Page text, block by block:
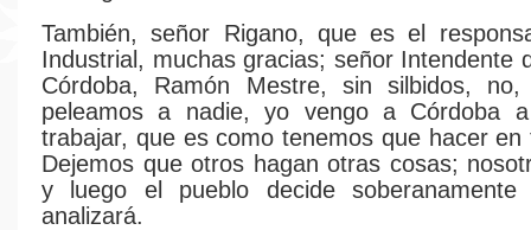
También, señor Rigano, que es el
Industrial, muchas gracias; señor Intendente
Córdoba, Ramón Mestre, sin silbidos,
peleamos a nadie, yo vengo a Córdoba
trabajar, que es como tenemos que hacer en
Dejemos que otros hagan otras cosas;
y luego el pueblo decide
analizará.